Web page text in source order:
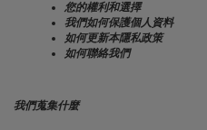
您的權利和選擇
我們如何保護個人資料
如何更新本隱私政策
如何聯絡我們
我們蒐集什麼